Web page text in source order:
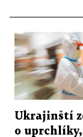
Ukrajinští
o